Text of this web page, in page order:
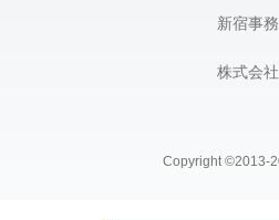
新宿事
株式会
Copyright ©2013-